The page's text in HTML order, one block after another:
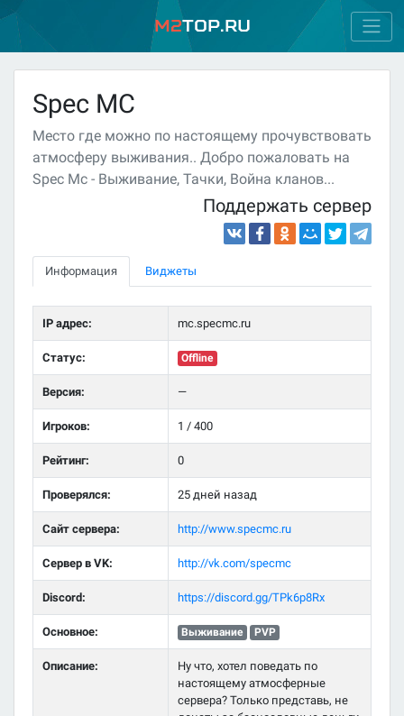
M2Top.ru
Spec MC
Место где можно по настоящему прочувствовать
атмосферу выживания.. Добро пожаловать на
Spec Mc - Выживание, Тачки, Война кланов...
Поддержать сервер
Информация Виджеты
IP адрес: mc.specmc.ru
Статус: Offline
Версия: —
Игроков: 1 / 400
Рейтинг: 0
Проверялся: 25 дней назад
Сайт сервера: http://www.specmc.ru
Сервер в VK: http://vk.com/specmc
Discord: https://discord.gg/TPk6p8Rx
Основное: Выживание PVP
Описание:
Ну что, хотел поведать по
настоящему атмосферные
сервера? Только представь, не